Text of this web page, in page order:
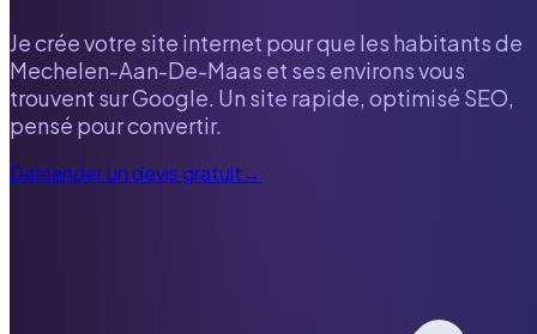
Je crée votre site internet pour que les habitants de
Mechelen-Aan-De-Maas et ses environs vous
trouvent sur Google. Un site rapide, optimisé SEO,
pensé pour convertir.
Demander un devis gratuit→